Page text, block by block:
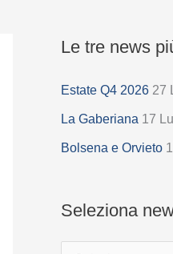
Le tre news
Estate Q4 2026 27
La Gaberiana 17
Bolsena e Orvieto
Seleziona
S
l
e
z